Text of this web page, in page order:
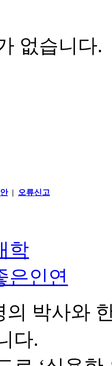
없습니다.
| 오류신고
학
은인연
의 박사와
다.